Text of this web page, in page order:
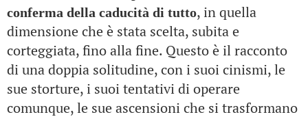
conferma della caducità di tutto, in quella
dimensione che è stata scelta, subita e
corteggiata, fino alla fine. Questo è il racconto
di una doppia solitudine, con i suoi cinismi, le
sue storture, i suoi tentativi di operare
comunque, le sue ascensioni che si trasformano